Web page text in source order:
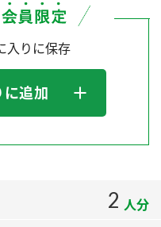
米飯用調味液
ジアム）
入りに保存
に追加
2 人分